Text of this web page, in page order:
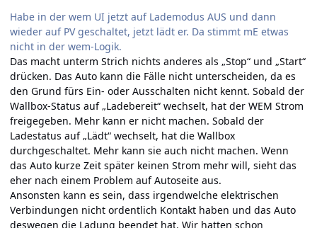
Habe in der wem UI jetzt auf Lademodus AUS und dann
wieder auf PV geschaltet, jetzt lädt er. Da stimmt mE etwas
nicht in der wem-Logik.
Das macht unterm Strich nichts anderes als „Stop“ und „Start“
drücken. Das Auto kann die Fälle nicht unterscheiden, da es
den Grund fürs Ein- oder Ausschalten nicht kennt. Sobald der
Wallbox-Status auf „Ladebereit“ wechselt, hat der WEM Strom
freigegeben. Mehr kann er nicht machen. Sobald der
Ladestatus auf „Lädt“ wechselt, hat die Wallbox
durchgeschaltet. Mehr kann sie auch nicht machen. Wenn
das Auto kurze Zeit später keinen Strom mehr will, sieht das
eher nach einem Problem auf Autoseite aus.
Ansonsten kann es sein, dass irgendwelche elektrischen
Verbindungen nicht ordentlich Kontakt haben und das Auto
deswegen die Ladung beendet hat. Wir hatten schon